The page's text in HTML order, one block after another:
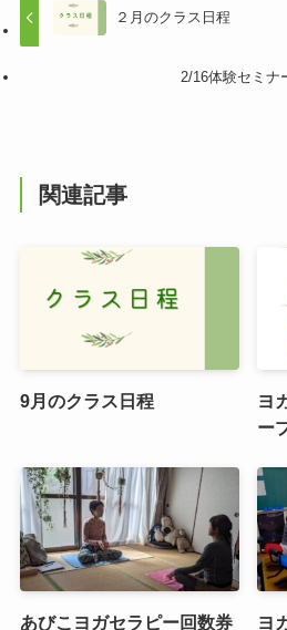
２月のクラス日程
2/16体験セミナ
関連記事
9月のクラス日程
ヨ
ー
あびこヨガセラピー回数券 ヨ